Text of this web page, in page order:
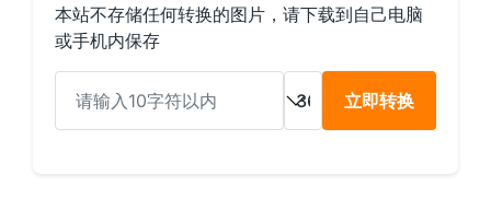
本站不存储任何转换的图片，请下载到自己电脑
或手机内保存
立即转换